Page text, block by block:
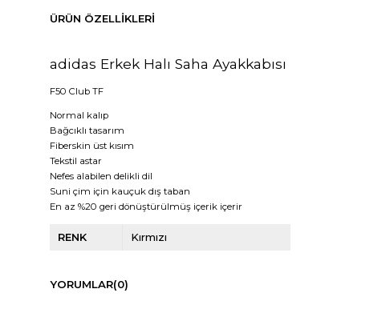
ÜRÜN ÖZELLIKLERI
adidas Erkek Halı Saha Ayakkabısı
F50 Club TF
Normal kalıp
Bağcıklı tasarım
Fiberskin üst kısım
Tekstil astar
Nefes alabilen delikli dil
Suni çim için kauçuk dış taban
En az %20 geri dönüştürülmüş içerik içerir
RENK Kırmızı
YORUMLAR(0)